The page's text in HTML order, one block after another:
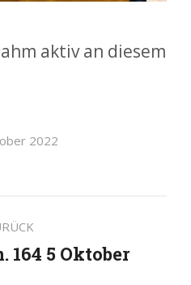
aktiv an diesem
2022
Vorheriger
164 5 Oktober